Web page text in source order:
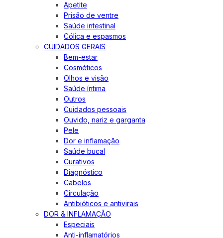
Apetite
Prisão de ventre
Saúde intestinal
Cólica e espasmos
CUIDADOS GERAIS
Bem-estar
Cosméticos
Olhos e visão
Saúde íntima
Outros
Cuidados pessoais
Ouvido, nariz e garganta
Pele
Dor e inflamação
Saúde bucal
Curativos
Diagnóstico
Cabelos
Circulação
Antibióticos e antivirais
DOR & INFLAMAÇÃO
Especiais
Anti-inflamatórios